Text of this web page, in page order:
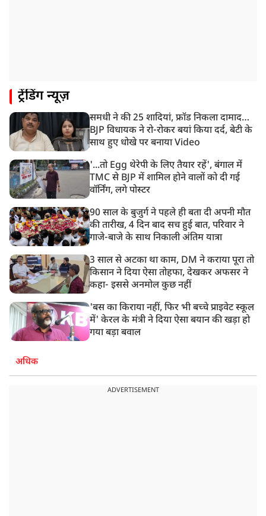
ट्रेंडिंग न्यूज़
समधी ने की 25 शादियां, फ्रॉड निकला दामाद…
BJP विधायक ने रो-रोकर बयां किया दर्द, बेटी के
साथ हुए धोखे पर बनाया Video
'...तो Egg थेरेपी के लिए तैयार रहें', बंगाल में
TMC से BJP में शामिल होने वालों को दी गई
वॉर्निंग, लगे पोस्टर
90 साल के बुजुर्ग ने पहले ही बता दी अपनी मौत
की तारीख, 4 दिन बाद सच हुई बात, परिवार ने
गाजे-बाजे के साथ निकाली अंतिम यात्रा
3 साल से अटका था काम, DM ने कराया पूरा तो
किसान ने दिया ऐसा तोहफा, देखकर अफसर ने
कहा- इससे अनमोल कुछ नहीं
'बस का किराया नहीं, फिर भी बच्चे प्राइवेट स्कूल
में' केरल के मंत्री ने दिया ऐसा बयान की खड़ा हो
गया बड़ा बवाल
अधिक
ADVERTISEMENT